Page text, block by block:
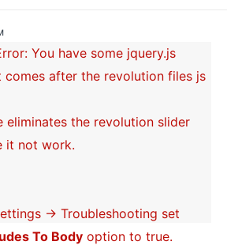
You have some jquery.js
comes after the revolution files js
eliminates the revolution slider
it not work.
-> Troubleshooting set
To Body option to true.